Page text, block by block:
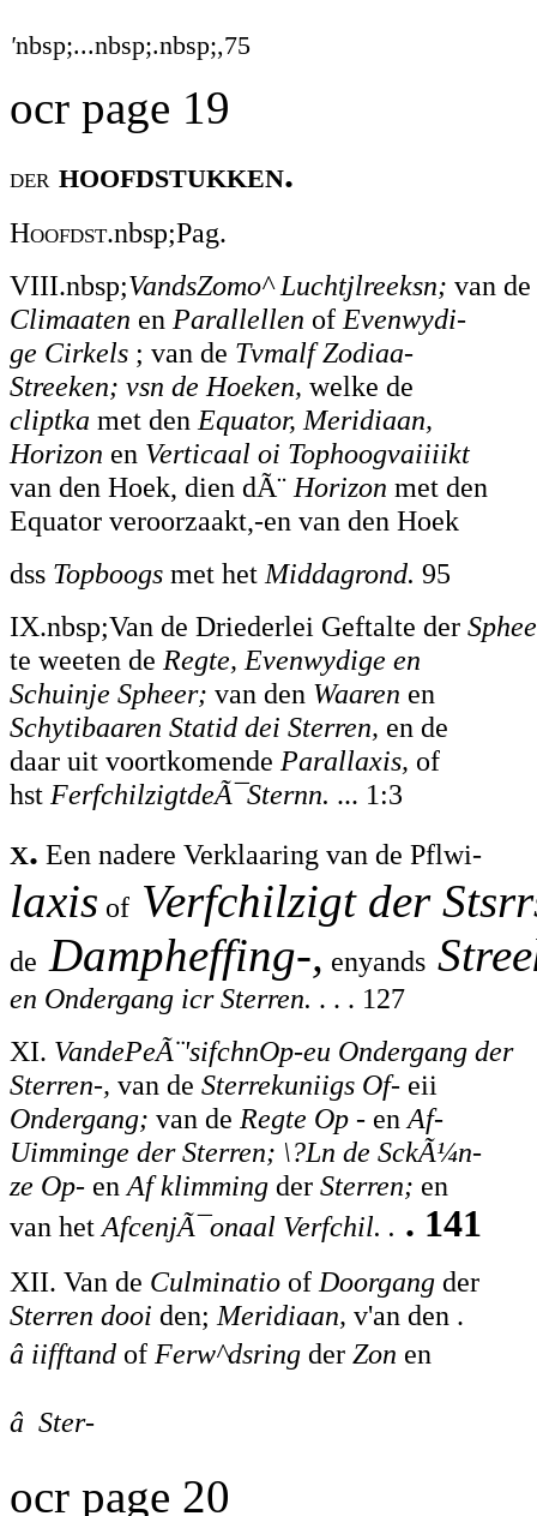
'nbsp;...nbsp;.nbsp;,75
ocr page 19
derhoofdstukken.
Hoofdst.nbsp;Pag.
VIII.nbsp;VandsZomo^ Luchtjlreeksn; van de
Climaaten en Parallellen of Evenwydi-
ge Cirkels ; van de Tvmalf Zodiaa-
Streeken; vsn de Hoeken, welke de
cliptka met den Equator, Meridiaan,
Horizon en Verticaal oi Tophoogvaiiiikt
van den Hoek, dien dÃ¨ Horizon met den
Equator veroorzaakt,-en van den Hoek
dss Topboogs met het Middagrond. 95
IX.nbsp;Van de Driederlei Geftalte der
te weeten de Regte, Evenwydige en
Schuinje Spheer; van den Waaren en
Schytibaaren Statid dei Sterren, en de
daar uit voortkomende Parallaxis, of
hst FerfchilzigtdeÃ¯Sternn. ... 1:3
x. Een nadere Verklaaring van de Pflwi-
laxis of Verfchilzigt der
de Dampheffing-, enyands
en Ondergang icr Sterren. . . . 127
XI. VandePeÃ¨'sifchnOp-eu Ondergang der
Sterren-, van de Sterrekuniigs Of- eii
Ondergang; van de Regte Op - en Af-
Uimminge der Sterren; \?Ln de SckÃ¼n-
ze Op- en Af klimming der Sterren; en
van het AfcenjÃ¯onaal Verfchil. . . 141
XII. Van de Culminatio of Doorgang der
Sterren dooi den; Meridiaan, v'an den .
â iifftand of Ferw^dsring der Zon en
â Ster-
ocr page 20